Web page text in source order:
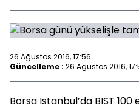
26 Ağustos 2016, 17:56
Güncelleme : 26 Ağustos 2016,
Borsa İstanbul’da BIST